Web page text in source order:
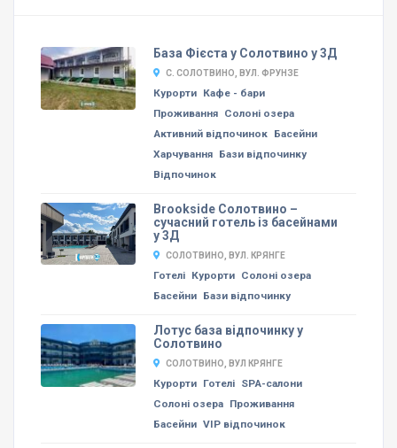
База Фієста у Солотвино у 3Д
С. СОЛОТВИНО, ВУЛ. ФРУНЗЕ
Курорти Кафе - бари
Проживання Солоні озера
Активний відпочинок Басейни
Харчування Бази відпочинку
Відпочинок
Brookside Солотвино –
сучасний готель із басейнами
у 3Д
СОЛОТВИНО, ВУЛ. КРЯНГЕ
Готелі Курорти Солоні озера
Басейни Бази відпочинку
Лотус база відпочинку у
Солотвино
СОЛОТВИНО, ВУЛ КРЯНГЕ
Курорти Готелі SPA-салони
Солоні озера Проживання
Басейни VIP відпочинок